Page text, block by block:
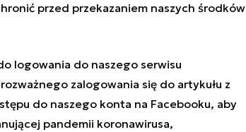
przed przekazaniem naszych środków
logowania do naszego serwisu
zalogowania się do artykułu z
do naszego konta na Facebooku, aby
pandemii koronawirusa,